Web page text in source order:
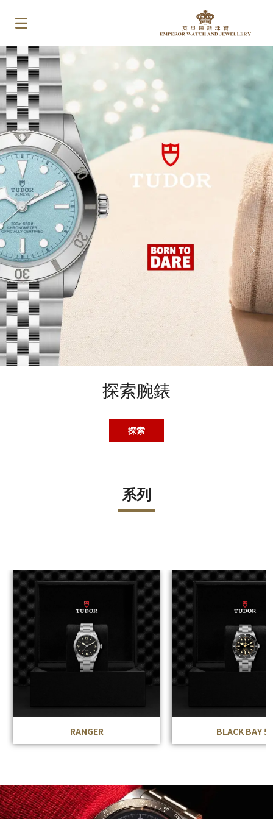
探索腕錶
探索
PREVIOUS
系列
RANGER BLACK BAY 54